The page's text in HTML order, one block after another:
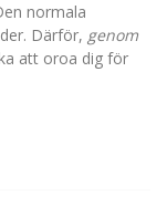
normala
Därför, genom
att oroa dig för